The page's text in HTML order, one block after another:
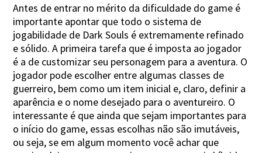
Antes de entrar no mérito da dificuldade do game é
importante apontar que todo o sistema de
jogabilidade de Dark Souls é extremamente refinado
e sólido. A primeira tarefa que é imposta ao jogador
é a de customizar seu personagem para a aventura. O
jogador pode escolher entre algumas classes de
guerreiro, bem como um item inicial e, claro, definir a
aparência e o nome desejado para o aventureiro. O
interessante é que ainda que sejam importantes para
o início do game, essas escolhas não são imutáveis,
ou seja, se em algum momento você achar que